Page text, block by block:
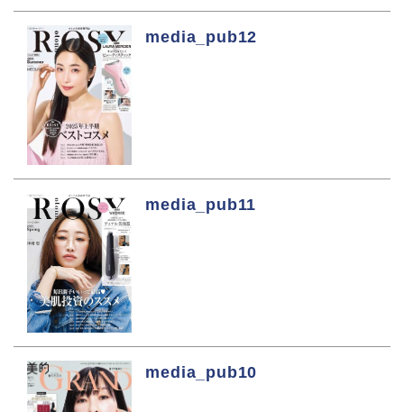
media_pub12
media_pub11
media_pub10